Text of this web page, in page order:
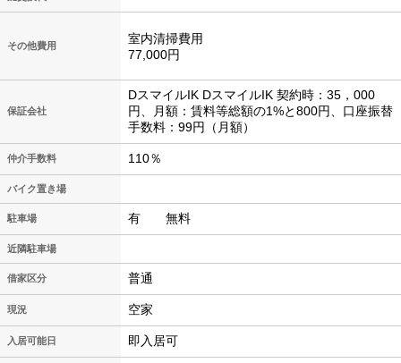
その他費用
室内清掃費用
77,000円
保証会社
DスマイルIK DスマイルIK 契約時：35，000
円、月額：賃料等総額の1%と800円、口座振替
手数料：99円（月額）
仲介手数料 110％
バイク置き場
駐車場 有 無料
近隣駐車場
借家区分 普通
現況 空家
入居可能日 即入居可